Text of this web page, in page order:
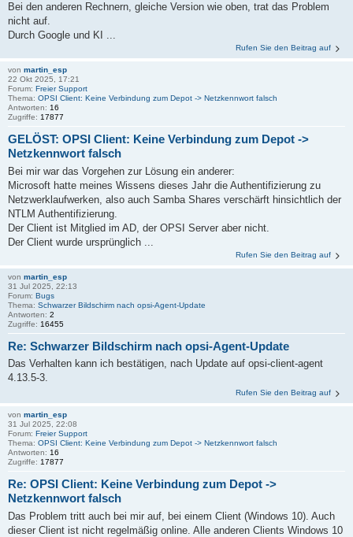
Bei den anderen Rechnern, gleiche Version wie oben, trat das Problem
nicht auf.
Durch Google und KI ...
Rufen Sie den Beitrag auf
von martin_esp
22 Okt 2025, 17:21
Forum: Freier Support
Thema: OPSI Client: Keine Verbindung zum Depot -> Netzkennwort falsch
Antworten: 16
Zugriffe: 17877
GELÖST: OPSI Client: Keine Verbindung zum Depot ->
Netzkennwort falsch
Bei mir war das Vorgehen zur Lösung ein anderer:
Microsoft hatte meines Wissens dieses Jahr die Authentifizierung zu
Netzwerklaufwerken, also auch Samba Shares verschärft hinsichtlich der
NTLM Authentifizierung.
Der Client ist Mitglied im AD, der OPSI Server aber nicht.
Der Client wurde ursprünglich ...
Rufen Sie den Beitrag auf
von martin_esp
31 Jul 2025, 22:13
Forum: Bugs
Thema: Schwarzer Bildschirm nach opsi-Agent-Update
Antworten: 2
Zugriffe: 16455
Re: Schwarzer Bildschirm nach opsi-Agent-Update
Das Verhalten kann ich bestätigen, nach Update auf opsi-client-agent
4.13.5-3.
Rufen Sie den Beitrag auf
von martin_esp
31 Jul 2025, 22:08
Forum: Freier Support
Thema: OPSI Client: Keine Verbindung zum Depot -> Netzkennwort falsch
Antworten: 16
Zugriffe: 17877
Re: OPSI Client: Keine Verbindung zum Depot ->
Netzkennwort falsch
Das Problem tritt auch bei mir auf, bei einem Client (Windows 10). Auch
dieser Client ist nicht regelmäßig online. Alle anderen Clients Windows 10